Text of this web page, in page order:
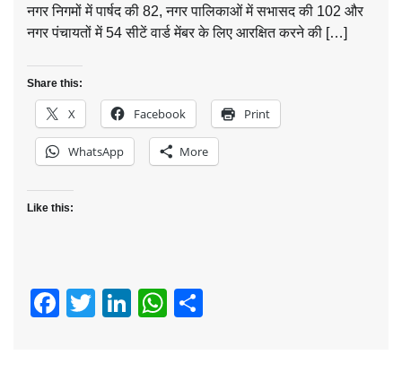
नगर निगमों में पार्षद की 82, नगर पालिकाओं में सभासद की 102 और
नगर पंचायतों में 54 सीटें वार्ड मेंबर के लिए आरक्षित करने की […]
Share this:
X Facebook Print
WhatsApp More
Like this:
Facebook
Twitter
LinkedIn
WhatsApp